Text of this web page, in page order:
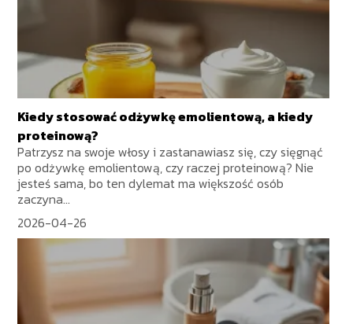
Kiedy stosować odżywkę emolientową, a kiedy
proteinową?
Patrzysz na swoje włosy i zastanawiasz się, czy sięgnąć
po odżywkę emolientową, czy raczej proteinową? Nie
jesteś sama, bo ten dylemat ma większość osób
zaczyna...
2026-04-26